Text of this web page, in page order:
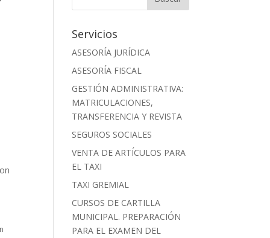
Servicios
ASESORÍA JURÍDICA
ASESORÍA FISCAL
GESTIÓN ADMINISTRATIVA:
MATRICULACIONES,
TRANSFERENCIA Y REVISTA
SEGUROS SOCIALES
VENTA DE ARTÍCULOS PARA
EL TAXI
TAXI GREMIAL
CURSOS DE CARTILLA
MUNICIPAL. PREPARACIÓN
PARA EL EXAMEN DEL